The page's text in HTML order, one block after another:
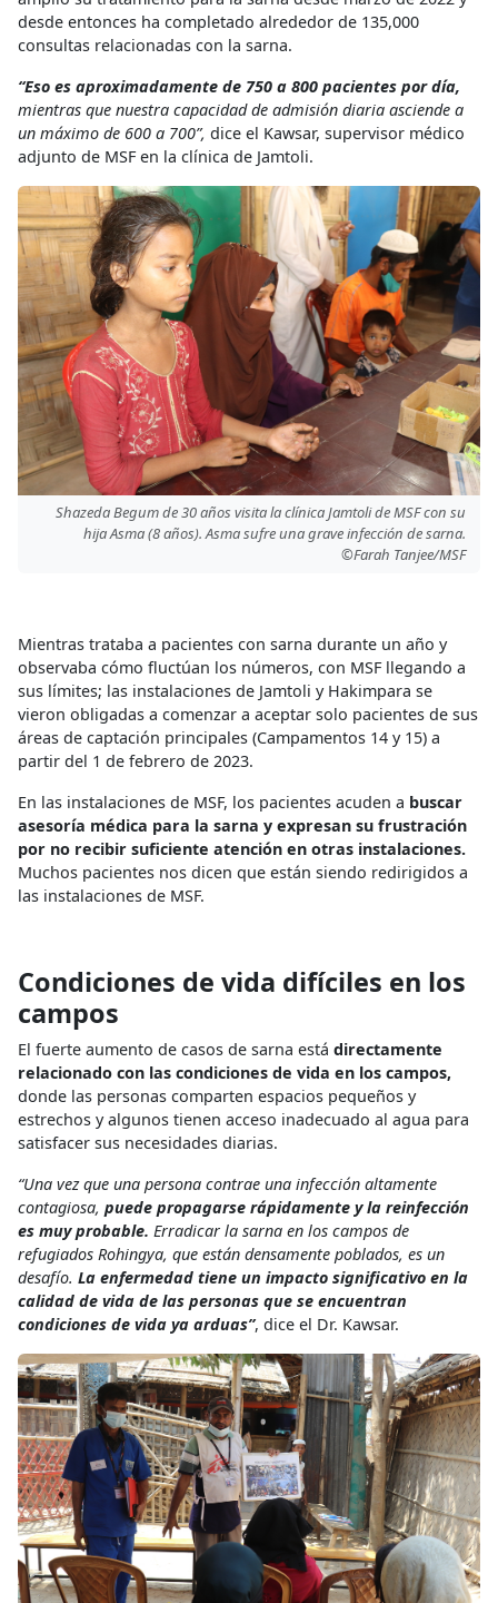
desde entonces ha completado alrededor de 135,000
consultas relacionadas con la sarna.
“Eso es aproximadamente de 750 a 800 pacientes por día,
mientras que nuestra capacidad de admisión diaria asciende a
un máximo de 600 a 700”, dice el Kawsar, supervisor médico
adjunto de MSF en la clínica de Jamtoli.
Shazeda Begum de 30 años visita la clínica Jamtoli de MSF con su
hija Asma (8 años). Asma sufre una grave infección de sarna.
©Farah Tanjee/MSF
Mientras trataba a pacientes con sarna durante un año y
observaba cómo fluctúan los números, con MSF llegando a
sus límites; las instalaciones de Jamtoli y Hakimpara se
vieron obligadas a comenzar a aceptar solo pacientes de sus
áreas de captación principales (Campamentos 14 y 15) a
partir del 1 de febrero de 2023.
En las instalaciones de MSF, los pacientes acuden a buscar
asesoría médica para la sarna y expresan su frustración
por no recibir suficiente atención en otras instalaciones.
Muchos pacientes nos dicen que están siendo redirigidos a
las instalaciones de MSF.
Condiciones de vida difíciles en los
campos
El fuerte aumento de casos de sarna está directamente
relacionado con las condiciones de vida en los campos,
donde las personas comparten espacios pequeños y
estrechos y algunos tienen acceso inadecuado al agua para
satisfacer sus necesidades diarias.
“Una vez que una persona contrae una infección altamente
contagiosa, puede propagarse rápidamente y la reinfección
es muy probable. Erradicar la sarna en los campos de
refugiados Rohingya, que están densamente poblados, es un
desafío. La enfermedad tiene un impacto significativo en la
calidad de vida de las personas que se encuentran
condiciones de vida ya arduas”, dice el Dr. Kawsar.